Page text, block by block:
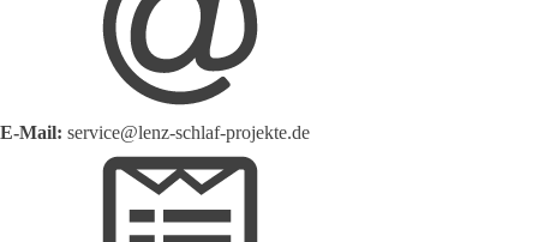
E-Mail: service@lenz-schlaf-projekte.de